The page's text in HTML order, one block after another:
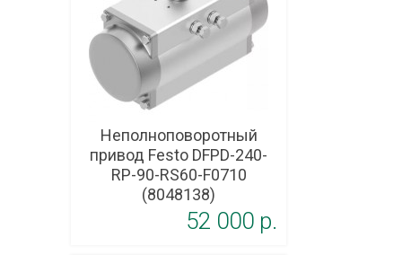
Неполноповоротный
привод Festo DFPD-240-
RP-90-RS60-F0710
(8048138)
52 000 p.